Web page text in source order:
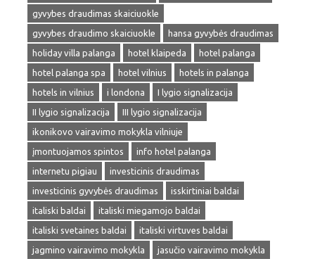
gyvybes draudimas skaiciuokle
gyvybes draudimo skaiciuokle
hansa gyvybės draudimas
holiday villa palanga
hotel klaipeda
hotel palanga
hotel palanga spa
hotel vilnius
hotels in palanga
hotels in vilnius
i londona
I lygio signalizacija
II lygio signalizacija
III lygio signalizacija
ikonikovo vairavimo mokykla vilniuje
įmontuojamos spintos
info hotel palanga
internetu pigiau
investicinis draudimas
investicinis gyvybės draudimas
isskirtiniai baldai
italiski baldai
italiski miegamojo baldai
italiski svetaines baldai
italiski virtuves baldai
jagmino vairavimo mokykla
jasučio vairavimo mokykla